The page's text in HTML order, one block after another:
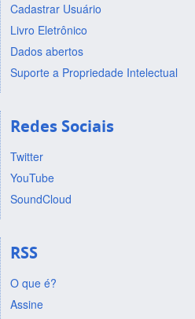
Cadastrar Usuário
Livro Eletrônico
Dados abertos
Suporte a Propriedade Intelectual
Redes Sociais
Twitter
YouTube
SoundCloud
RSS
O que é?
Assine